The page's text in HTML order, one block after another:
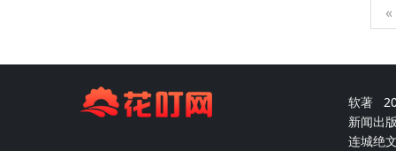
«
软著
新闻
连城绝